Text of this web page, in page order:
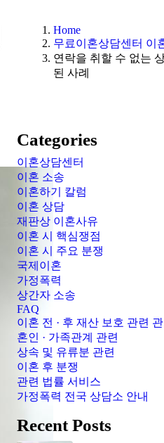
Home
무료이혼상담센터 이
연락을 취할 수 없는
된 사례
Categories
이혼상담센터
이혼 소송
이혼하기 칼럼
이혼 상담
재판상 이혼사유
이혼 시 핵심쟁점
이혼 시 주요 분쟁
국제이혼
가정폭력
상간자 소송
FAQ
이혼 전 · 후 재산 보호 관련 관
혼인 · 가족관계 관련
상속 및 유류분 관련
이혼 후 분쟁
관련 법률 서비스
가정폭력 전국 상담소 안내
Recent Posts